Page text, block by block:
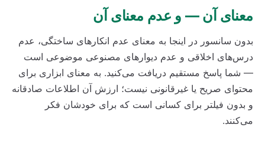
معنای آن — و عدم معنای آن
بدون سانسور در اینجا به معنای عدم انکارهای ساختگی، عدم
درس‌های اخلاقی و عدم دیوارهای مصنوعی موضوعی است
— شما پاسخ مستقیم دریافت می‌کنید. به معنای ابزاری برای
محتوای صریح یا غیرقانونی نیست؛ ارزش آن اطلاعات صادقانه
و بدون فیلتر برای کسانی است که برای خودشان فکر
می‌کنند.